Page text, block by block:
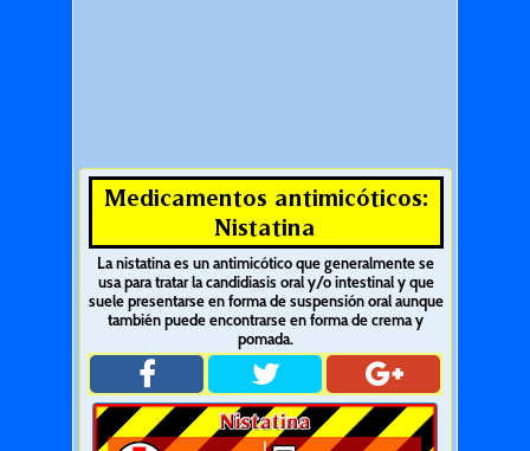
Medicamentos antimicóticos:
Nistatina
La nistatina es un antimicótico que generalmente se
usa para tratar la candidiasis oral y/o intestinal y que
suele presentarse en forma de suspensión oral aunque
también puede encontrarse en forma de crema y
pomada.